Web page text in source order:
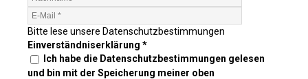
Bitte lese unsere Datenschutzbestimmungen
Einverständniserklärung *
Ich habe die Datenschutzbestimmungen gelesen
und bin mit der Speicherung meiner oben